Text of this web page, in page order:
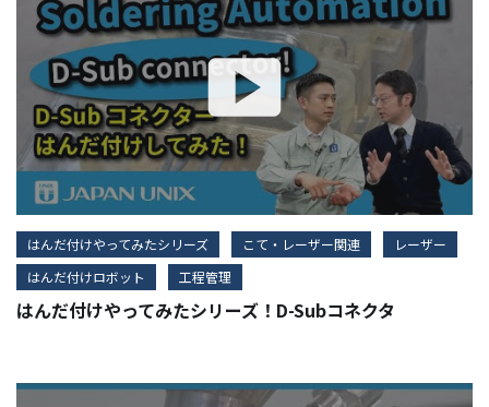
はんだ付けやってみたシリーズ こて・レーザー関連
レーザー
はんだ付けロボット
工程管理
はんだ付けやってみたシリーズ！D-Subコネクタ